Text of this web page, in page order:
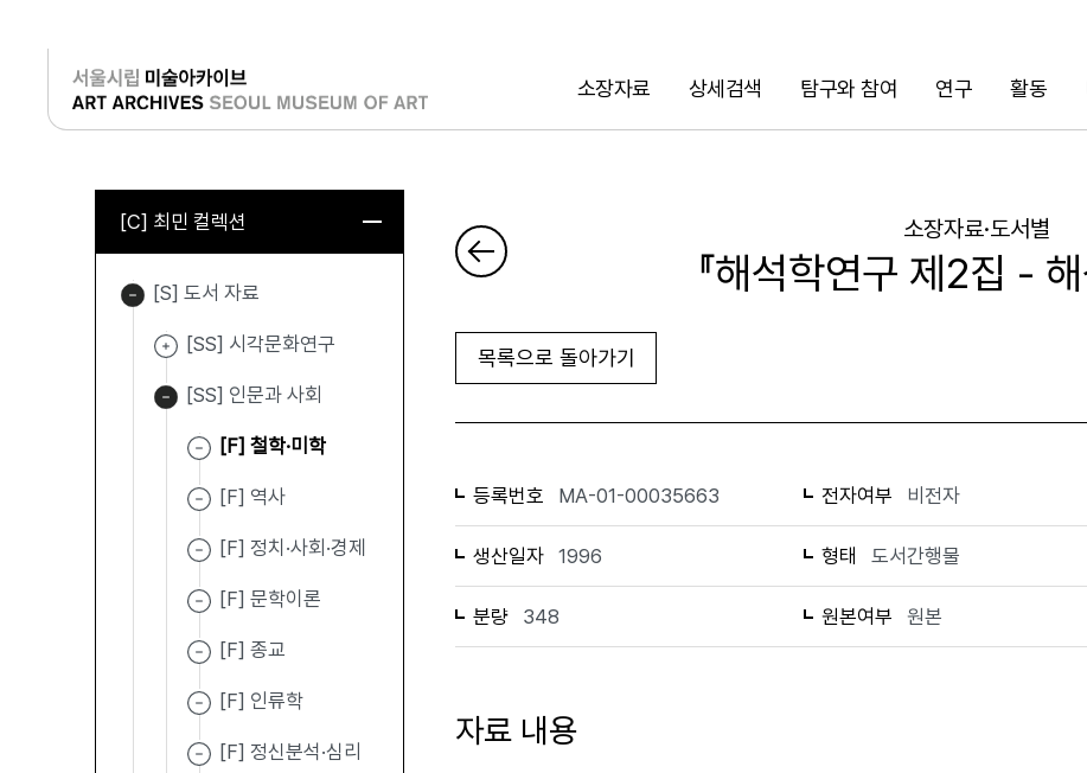
소장자료 상세검색 탐구와 참여 연구 활동
검색
로그인
[C] 최민 컬렉션
[S] 도서 자료
[SS] 시각문화연구
[SS] 인문과 사회
[F] 철학·미학
[F] 역사
[F] 정치·사회·경제
[F] 문학이론
[F] 종교
[F] 인류학
[F] 정신분석·심리
소장자료·도서별
『해석학연구 제2집 - 해
목록으로 돌아가기
등록번호 MA-01-00035663 전자여부 비전자
생산일자 1996 형태 도서간행물
분량 348 원본여부 원본
자료 내용